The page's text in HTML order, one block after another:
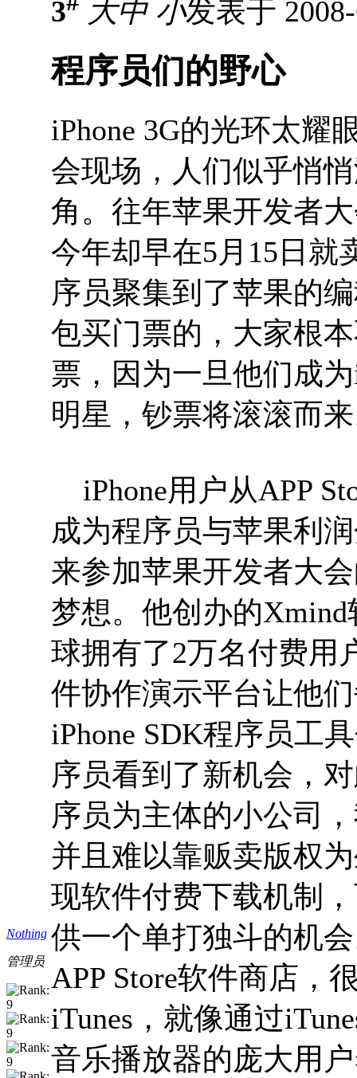
Nothing
管理员
3 大中 小发表于
程序员们的野心
iPhone 3G的光环太耀
会现场，人们似乎悄
角。往年苹果开发者
今年却早在5月15日就
序员聚集到了苹果的
包买门票的，大家根
票，因为一旦他们成
明星，钞票将滚滚而
iPhone用户从APP
成为程序员与苹果利
来参加苹果开发者大
梦想。他创办的
球拥有了2万名付费用
件协作演示平台让他
iPhone SDK程序员工
序员看到了新机会，
序员为主体的小公司
并且难以靠贩卖版权
现软件付费下载机制
供一个单打独斗的机
APP Store软件商店，
iTunes，就像通过
音乐播放器的庞大用